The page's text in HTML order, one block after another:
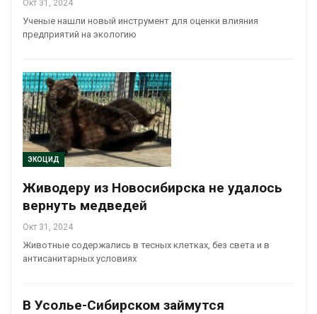
Окт 31, 2024
Ученые нашли новый инструмент для оценки влияния
предприятий на экологию
ЭКОЦИД
Живодеру из Новосибирска не удалось
вернуть медведей
Окт 31, 2024
Животные содержались в тесных клетках, без света и в
антисанитарных условиях
В Усолье-Сибирском займутся